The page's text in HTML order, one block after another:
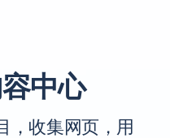
中心
，收集网页，用